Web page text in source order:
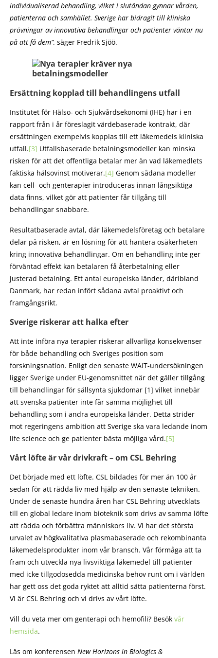
individualiserad behandling, vilket i slutändan gynnar vården,
patienterna och samhället. Sverige har bidragit till kliniska
prövningar av innovativa behandlingar och patienter väntar nu
på att få dem”, säger Fredrik Sjöö.
Ersättning kopplad till behandlingens utfall
Institutet för Hälso- och Sjukvårdsekonomi (IHE) har i en
rapport från i år föreslagit värdebaserade kontrakt, där
ersättningen exempelvis kopplas till ett läkemedels kliniska
utfall.[3] Utfallsbaserade betalningsmodeller kan minska
risken för att det offentliga betalar mer än vad läkemedlets
faktiska hälsovinst motiverar.[4] Genom sådana modeller
kan cell- och genterapier introduceras innan långsiktiga
data finns, vilket gör att patienter får tillgång till
behandlingar snabbare.
Resultatbaserade avtal, där läkemedelsföretag och betalare
delar på risken, är en lösning för att hantera osäkerheten
kring innovativa behandlingar. Om en behandling inte ger
förväntad effekt kan betalaren få återbetalning eller
justerad betalning. Ett antal europeiska länder, däribland
Danmark, har redan infört sådana avtal proaktivt och
framgångsrikt.
Sverige riskerar att halka efter
Att inte införa nya terapier riskerar allvarliga konsekvenser
för både behandling och Sveriges position som
forskningsnation. Enligt den senaste WAIT-undersökningen
ligger Sverige under EU-genomsnittet när det gäller tillgång
till behandlingar för sällsynta sjukdomar [1] vilket innebär
att svenska patienter inte får samma möjlighet till
behandling som i andra europeiska länder. Detta strider
mot regeringens ambition att Sverige ska vara ledande inom
life science och ge patienter bästa möjliga vård.[5]
Vårt löfte är vår drivkraft – om CSL Behring
Det började med ett löfte. CSL bildades för mer än 100 år
sedan för att rädda liv med hjälp av den senaste tekniken.
Under de senaste hundra åren har CSL Behring utvecklats
till en global ledare inom bioteknik som drivs av samma löfte
att rädda och förbättra människors liv. Vi har det största
urvalet av högkvalitativa plasmabaserade och rekombinanta
läkemedelsprodukter inom vår bransch. Vår förmåga att ta
fram och utveckla nya livsviktiga läkemedel till patienter
med icke tillgodosedda medicinska behov runt om i världen
har gett oss det goda ryktet att alltid sätta patienterna först.
Vi är CSL Behring och vi drivs av vårt löfte.
Vill du veta mer om genterapi och hemofili? Besök vår
hemsida.
Läs om konferensen New Horizons in Biologics &